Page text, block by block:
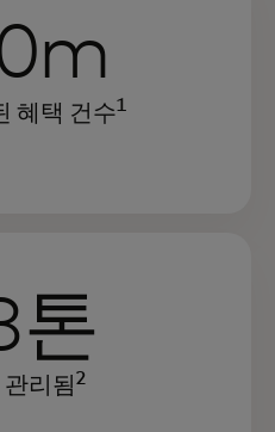
혜택 건수1
톤
리됨2